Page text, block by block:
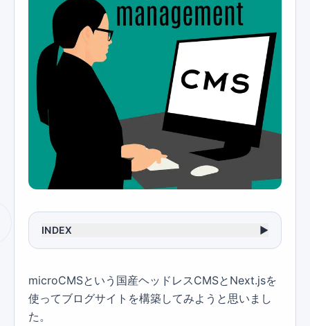
INDEX ▶
microCMSという国産ヘッドレスCMSとNext.jsを
使ってブログサイトを構築してみようと思いまし
た。